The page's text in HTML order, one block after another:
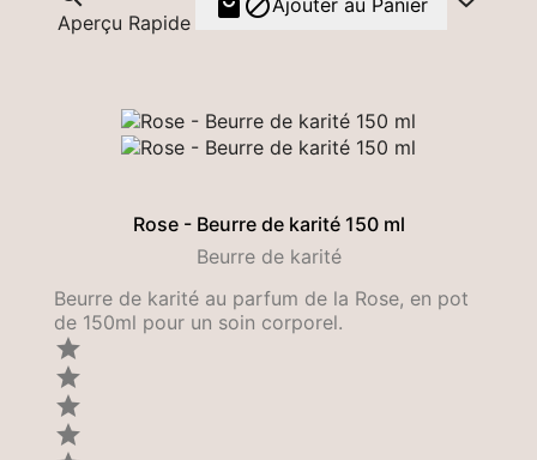
Aperçu Rapide
 
Rose - Beurre de karité 150 ml
Beurre de karité
Beurre de karité au parfum de la Rose, en pot
de 150ml pour un soin corporel.



